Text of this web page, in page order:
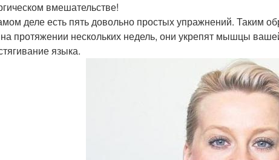
вмешательстве!
деле есть пять довольно простых упражнений. Таким
протяжении нескольких недель, они укрепят мышцы
языка.